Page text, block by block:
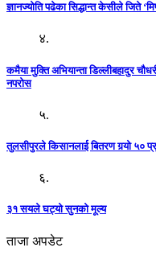
ज्ञानज्योति पढेका सिद्धान्त केसीले जिते
४.
कमैया मुक्ति अभियान्ता डिल्लीबहादुर
नपरोस
५.
तुलसीपुरले किसानलाई बितरण गर्‍यो ५०
६.
३१ सयले घट्यो सुनको मूल्य
ताजा अपडेट